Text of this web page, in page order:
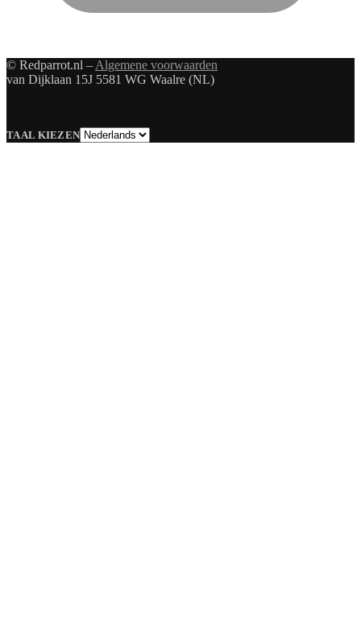
© Redparrot.nl – Algemene voorwaarden
van Dijklaan 15J 5581 WG Waalre (NL)
TAAL KIEZENTaal